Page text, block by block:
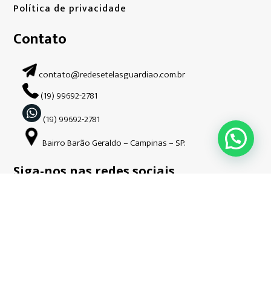
Política de privacidade
Contato
contato@redesetelasguardiao.com.br
(19) 99692-2781
(19) 99692-2781
Bairro Barão Geraldo – Campinas – SP.
Siga-nos nas redes sociais